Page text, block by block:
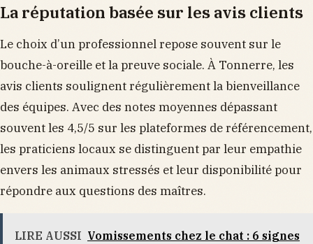
La réputation basée sur les avis clients
Le choix d’un professionnel repose souvent sur le
bouche-à-oreille et la preuve sociale. À Tonnerre, les
avis clients soulignent régulièrement la bienveillance
des équipes. Avec des notes moyennes dépassant
souvent les 4,5/5 sur les plateformes de référencement,
les praticiens locaux se distinguent par leur empathie
envers les animaux stressés et leur disponibilité pour
répondre aux questions des maîtres.
LIRE AUSSI Vomissements chez le chat : 6 signes